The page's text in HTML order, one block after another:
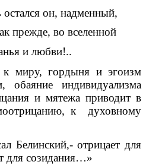
он, надменный,
во вселенной
любви!..
гордыня и эгоизм
обаяние индивидуализма
и мятежа приводит в
к духовному
отрицает для
для созидания…»